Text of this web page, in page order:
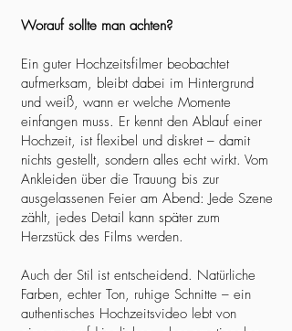
Worauf sollte man achten?
Ein guter Hochzeitsfilmer beobachtet
aufmerksam, bleibt dabei im Hintergrund
und weiß, wann er welche Momente
einfangen muss. Er kennt den Ablauf einer
Hochzeit, ist flexibel und diskret – damit
nichts gestellt, sondern alles echt wirkt. Vom
Ankleiden über die Trauung bis zur
ausgelassenen Feier am Abend: Jede Szene
zählt, jedes Detail kann später zum
Herzstück des Films werden.
Auch der Stil ist entscheidend. Natürliche
Farben, echter Ton, ruhige Schnitte – ein
authentisches Hochzeitsvideo lebt von